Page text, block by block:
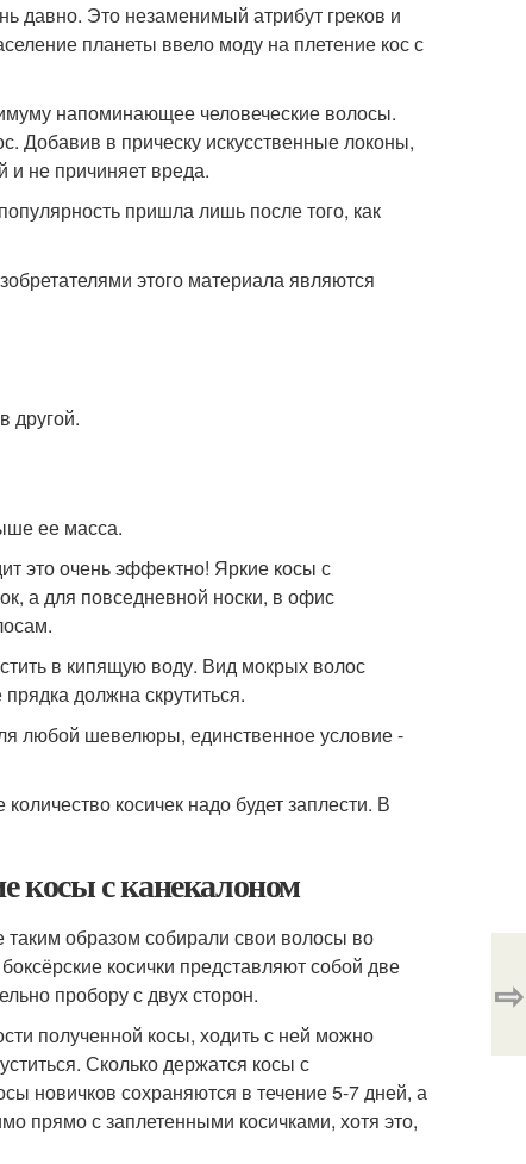
давно. Это незаменимый атрибут греков и
планеты ввело моду на плетение кос с
напоминающее человеческие волосы.
Добавив в прическу искусственные локоны,
не причиняет вреда.
пришла лишь после того, как
этого материала являются
другой.
ее масса.
это очень эффектно! Яркие косы с
а для повседневной носки, в офис
в кипящую воду. Вид мокрых волос
должна скрутиться.
любой шевелюры, единственное условие -
косичек надо будет заплести. В
косы с канекалоном
образом собирали свои волосы во
косички представляют собой две
пробору с двух сторон.
полученной косы, ходить с ней можно
Сколько держатся косы с
новичков сохраняются в течение 5-7 дней, а
прямо с заплетенными косичками, хотя это,
⇨